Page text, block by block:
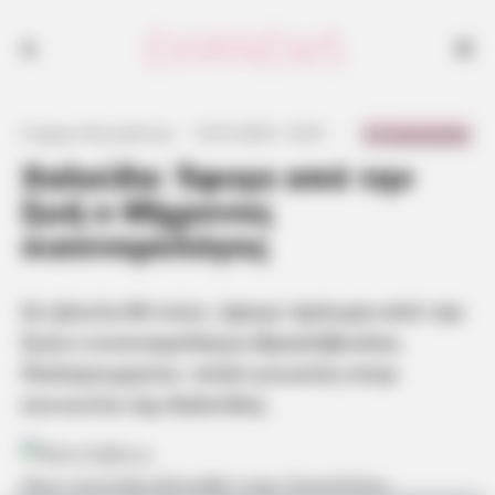
Χαλκίδα: Έφυγε από την
ζωή ο 60χρονος
οικονομολόγος
Σε ηλικία 60 ετών, έφυγε πρόωρα από την
Πριν συνταξιοδοτηθεί είχε διατελέσει